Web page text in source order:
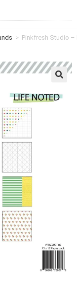
> Pinkfresh Studio –